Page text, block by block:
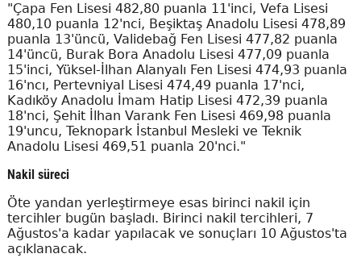
"Çapa Fen Lisesi 482,80 puanla 11'inci, Vefa Lisesi
480,10 puanla 12'nci, Beşiktaş Anadolu Lisesi 478,89
puanla 13'üncü, Validebağ Fen Lisesi 477,82 puanla
14'üncü, Burak Bora Anadolu Lisesi 477,09 puanla
15'inci, Yüksel-İlhan Alanyalı Fen Lisesi 474,93 puanla
16'ncı, Pertevniyal Lisesi 474,49 puanla 17'nci,
Kadıköy Anadolu İmam Hatip Lisesi 472,39 puanla
18'nci, Şehit İlhan Varank Fen Lisesi 469,98 puanla
19'uncu, Teknopark İstanbul Mesleki ve Teknik
Anadolu Lisesi 469,51 puanla 20'nci."
Nakil süreci
Öte yandan yerleştirmeye esas birinci nakil için
tercihler bugün başladı. Birinci nakil tercihleri, 7
Ağustos'a kadar yapılacak ve sonuçları 10 Ağustos'ta
açıklanacak.